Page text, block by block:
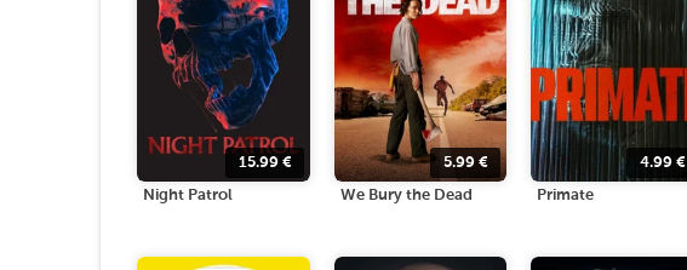
15.99€
Night Patrol
5.99 €
We Bury the Dead
4.99€
Primate